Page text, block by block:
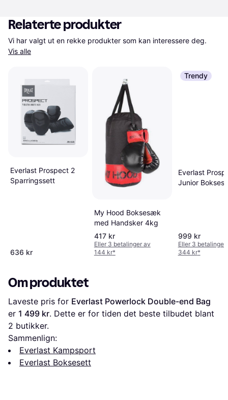
Relaterte produkter
Vis alle
Everlast Prospect 2
Sparringssett
636 kr
My Hood Boksesæk
med Handsker 4kg
417 kr
Eller 3 betalinger av
144 kr*
Trendy
Everlast
Junior
999 kr
Eller 3 betalinger
344 kr*
Om produktet
Laveste pris for Everlast Powerlock Double-end Bag
er 1 499 kr
2 butikker.
Sammenlign:
Everlast Kampsport
Everlast Boksesett